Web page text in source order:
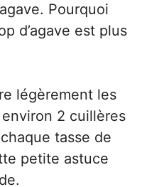
Pourquoi
d’agave est plus
légèrement les
2 cuillères
tasse de
petite astuce